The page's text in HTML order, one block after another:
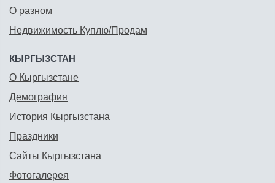
О разном
Недвижимость Куплю/Продам
КЫРГЫЗСТАН
О Кыргызстане
Демография
История Кыргызстана
Праздники
Сайты Кыргызстана
Фотогалерея